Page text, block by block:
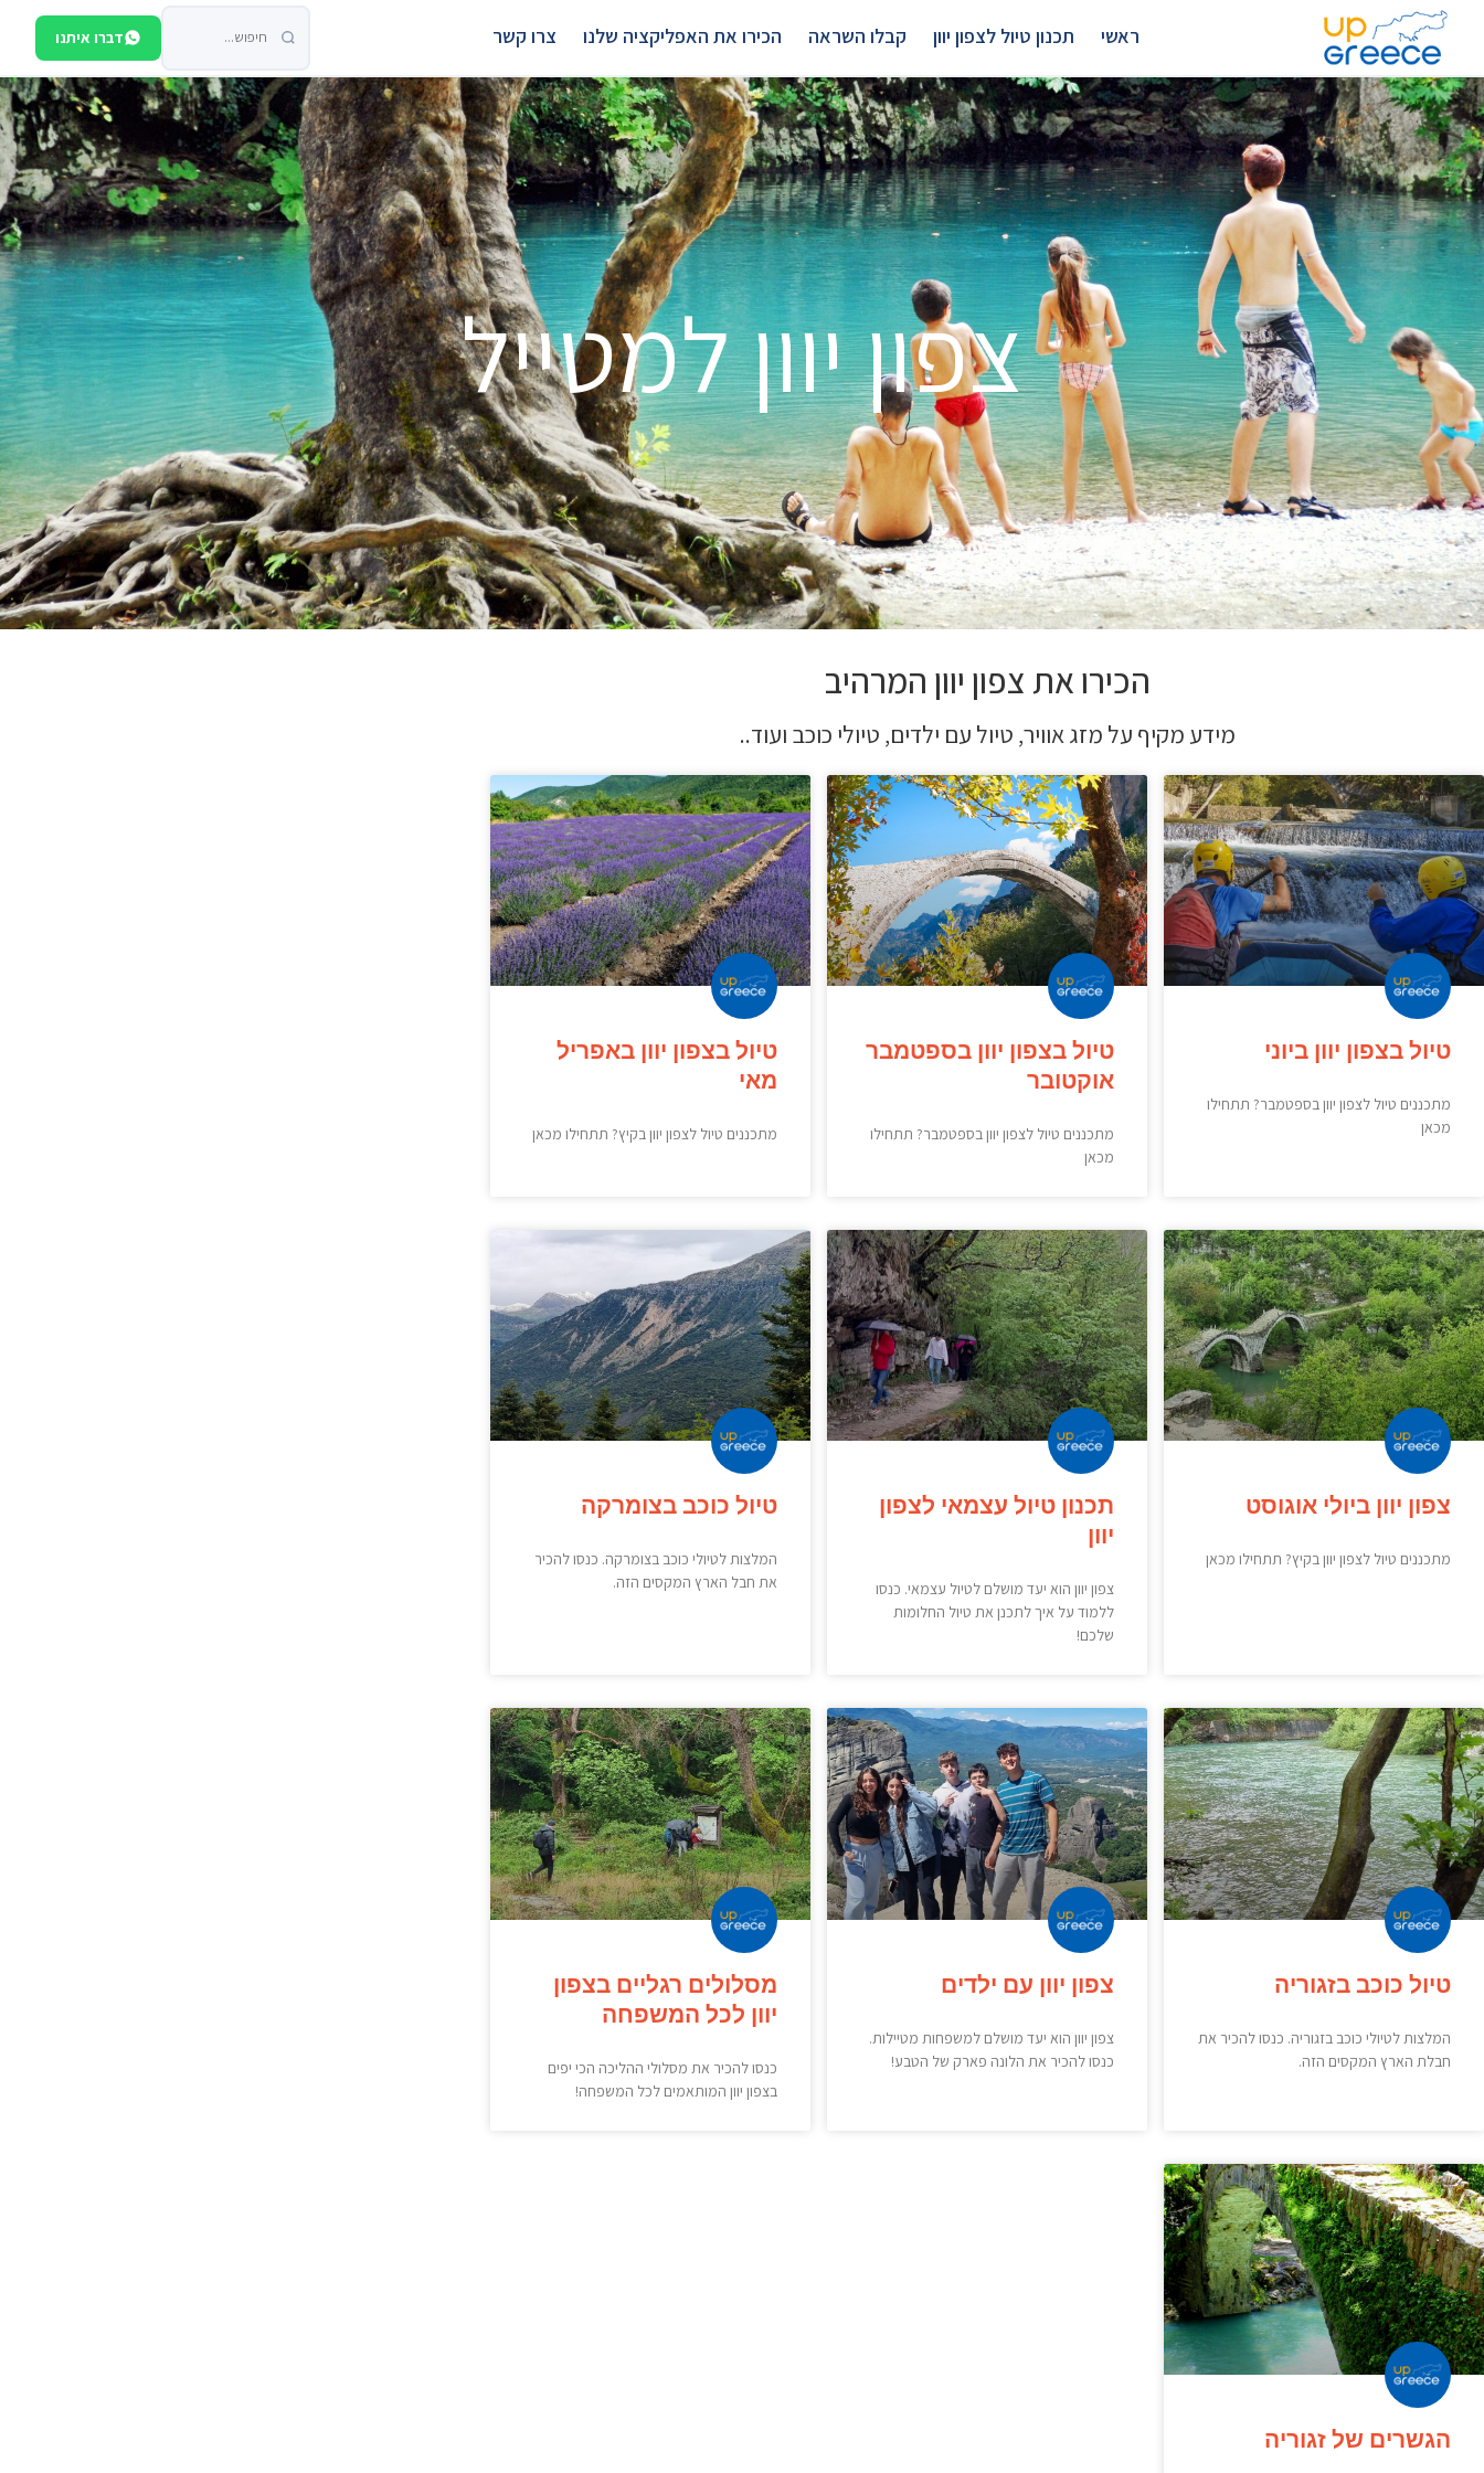
ראשי תכנון טיול לצפון יוון קבלו השראה הכירו את האפליקציה שלנו צרו קשר דברו איתנו
צפון יוון למטייל
הכירו את צפון יוון המרהיב
מידע מקיף על מזג אוויר, טיול עם ילדים, טיולי כוכב ועוד..
טיול בצפון יוון ביוני
מתכננים טיול לצפון יוון בספטמבר? תתחילו
מכאן
טיול בצפון יוון בספטמבר
אוקטובר
מתכננים טיול לצפון יוון בספטמבר? תתחילו
מכאן
טיול בצפון יוון באפריל
מאי
מתכננים טיול לצפון יוון בקיץ? תתחילו מכאן
צפון יוון ביולי אוגוסט
מתכננים טיול לצפון יוון בקיץ? תתחילו מכאן
תכנון טיול עצמאי לצפון
יוון
צפון יוון הוא יעד מושלם לטיול עצמאי. כנסו
ללמוד על איך לתכנן את טיול החלומות
שלכם!
טיול כוכב בצומרקה
המלצות לטיולי כוכב בצומרקה. כנסו להכיר
את חבל הארץ המקסים הזה.
טיול כוכב בזגוריה
המלצות לטיולי כוכב בזגוריה. כנסו להכיר את
חבלת הארץ המקסים הזה.
צפון יוון עם ילדים
צפון יוון הוא יעד מושלם למשפחות מטיילות.
כנסו להכיר את הלונה פארק של הטבע!
מסלולים רגליים בצפון
יוון לכל המשפחה
כנסו להכיר את מסלולי ההליכה הכי יפים
בצפון יוון המותאמים לכל המשפחה!
הגשרים של זגוריה